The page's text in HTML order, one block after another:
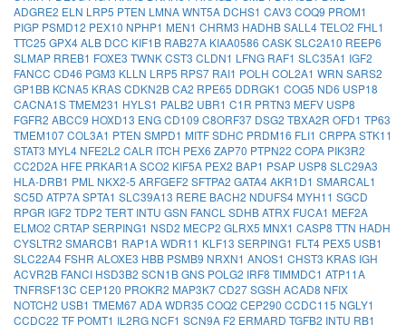
ADGRE2 ELN LRP5 PTEN LMNAWNT5A DCHS1 CAV3 COQ9 PROM1
PIGP PSMD12 PEX10 NPHP1 MEN1 CHRM3 HADHBSALL4TELO2 FHL1
TTC25 GPX4ALB DCC KIF1B RAB27A KIAA0586 CASKSLC2A10 REEP6
SLMAP RREB1 FOXE3 TWNKCST3 CLDN1 LFNG RAF1 SLC35A1 IGF2
FANCC CD46 PGM3 KLLN LRP5 RPS7 RAI1 POLH COL2A1 WRN SARS2
GP1BB KCNA5 KRASCDKN2BCA2 RPE65 DDRGK1 COG5 ND6 USP18
CACNA1STMEM231 HYLS1 PALB2 UBR1 C1R PRTN3 MEFV USP8
FGFR2 ABCC9 HOXD13 ENGCD109 C8ORF37 DSG2 TBXA2R OFD1 TP63
TMEM107COL3A1 PTEN SMPD1 MITFSDHC PRDM16 FLI1 CRPPASTK11
STAT3 MYL4 NFE2L2 CALR ITCH PEX6 ZAP70 PTPN22 COPA PIK3R2
CC2D2A HFE PRKAR1ASCO2 KIF5A PEX2 BAP1 PSAP USP8 SLC29A3
HLA-DRB1 PML NKX2-5 ARFGEF2 SFTPA2 GATA4AKR1D1 SMARCAL1
SC5D ATP7ASPTA1 SLC39A13 RERE BACH2 NDUFS4 MYH11 SGCD
RPGR IGF2 TDP2 TERT INTU GSN FANCL SDHBATRX FUCA1 MEF2A
ELMO2 CRTAPSERPING1 NSD2 MECP2 GLRX5 MNX1 CASP8 TTN HADH
CYSLTR2 SMARCB1 RAP1AWDR11 KLF13 SERPING1 FLT4 PEX5 USB1
SLC22A4 FSHR ALOXE3 HBB PSMB9 NRXN1 ANOS1 CHST3 KRAS IGH
ACVR2B FANCI HSD3B2 SCN1BGNS POLG2 IRF8 TIMMDC1 ATP11A
TNFRSF13C CEP120 PROKR2 MAP3K7CD27SGSH ACAD8 NFIX
NOTCH2 USB1 TMEM67ADAWDR35 COQ2 CEP290 CCDC115 NGLY1
CCDC22 TF POMT1 IL2RG NCF1 SCN9A F2 ERMARD TGFB2 INTU RB1